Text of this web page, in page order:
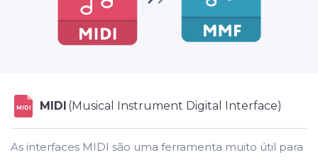
MIDI MIDI (Musical Instrument Digital Interface)
As interfaces MIDI são uma ferramenta muito útil para